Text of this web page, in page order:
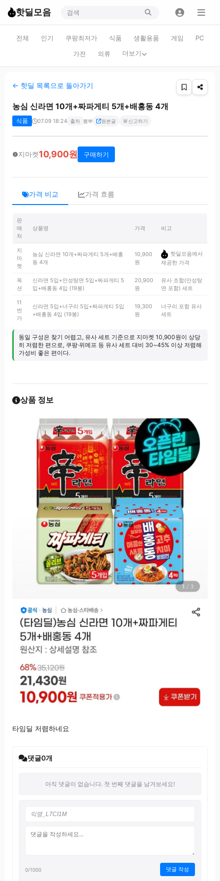
핫딜모음
전체 인기 쿠팡최저가 식품 생활용품 게임
PC
가전
의류 더보기
← 핫딜 목록으로 돌아가기
농심 신라면 10개+짜파게티 5개+배홍동 4개
식품 07.09 18:24 출처 뽐뿌 원본글 🚨신고하기
지마켓10,900원 구매하기
가격 비교 가격 흐름
판
매
처
상품명 가격 비고
지
마
켓
농심 신라면 10개+짜파게티 5개+배홍
동 4개
10,900
원
핫딜모음에서
제공한 가격
옥
션
신라면 5입+안성탕면 5입+짜파게티 5
입+배홍동 4입 (19봉)
20,900
원
유사 조합(안성탕
면 포함) 세트
11
번
가
신라면 5입+너구리 5입+짜파게티 5입
+배홍동 4입 (19봉)
19,300
원
너구리 포함 유사
세트
동일 구성은 찾기 어렵고, 유사 세트 기준으로 지마켓 10,900원이 상당
히 저렴한 편으로, 쿠팡·위메프 등 유사 세트 대비 30~45% 이상 저렴해
가성비 좋은 편이다.
상품 정보
타임딜 저렴하네요
댓글0개
아직 댓글이 없습니다. 첫 번째 댓글을 남겨보세요!
0/1000 댓글 작성